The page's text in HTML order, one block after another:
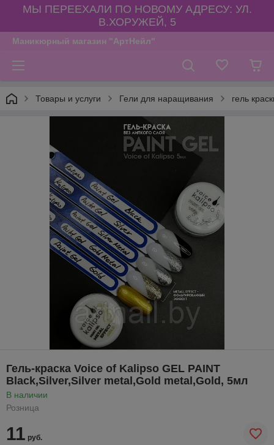
МЫ ПЕРЕЕХАЛИ ПО НОВОМУ АДРЕСУ: УЛ.
В.ХОРУЖЕЙ, 5
Маникюрный магазин "АртНейл"
Товары и услуги Гели для наращивания гель
Гель-краска Voice of Kalipso GEL PAINT
Black,Silver,Silver metal,Gold metal,Gold, 5мл
В наличии
Розница
11 руб.